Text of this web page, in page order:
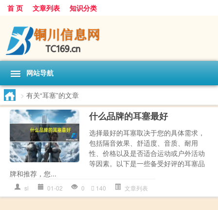
首 页 文章列表 知识分类
网站导航
> 有关“耳塞”的文章
什么品牌的耳塞最好
选择最好的耳塞取决于您的具体需求，
包括隔音效果、舒适度、音质、耐用
性、价格以及是否适合运动或户外活动
等因素。以下是一些备受好评的耳塞品
牌和推荐，您...
sl 01-02 0 140 文章列表